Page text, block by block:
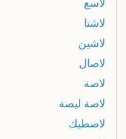
لاسع
لاشتا
لاشين
لاصال
لاصة
لاصة ليصة
لاصطيك